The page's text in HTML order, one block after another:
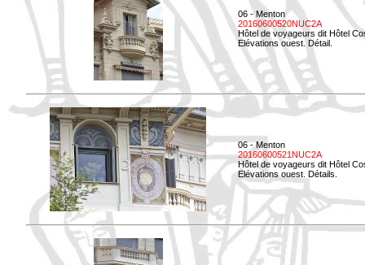
06 - Menton
20160600520NUC2A
Hôtel de voyageurs dit Hôtel
Elévations ouest. Détail.
06 - Menton
20160600521NUC2A
Hôtel de voyageurs dit Hôtel
Elévations ouest. Détails.